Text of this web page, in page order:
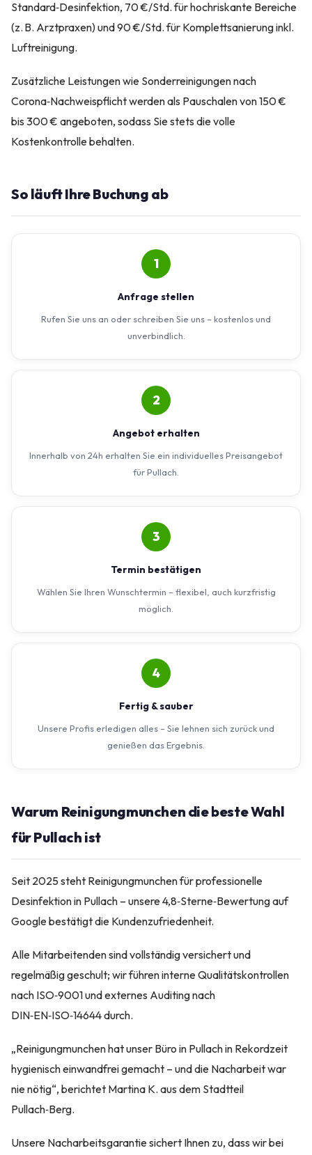
Standard‑Desinfektion, 70 €/Std. für hochriskante Bereiche
(z. B. Arztpraxen) und 90 €/Std. für Komplettsanierung inkl.
Luftreinigung.
Zusätzliche Leistungen wie Sonderreinigungen nach
Corona‑Nachweispflicht werden als Pauschalen von 150 €
bis 300 € angeboten, sodass Sie stets die volle
Kostenkontrolle behalten.
So läuft Ihre Buchung ab
1
Anfrage stellen
Rufen Sie uns an oder schreiben Sie uns – kostenlos und
unverbindlich.
2
Angebot erhalten
Innerhalb von 24h erhalten Sie ein individuelles Preisangebot
für Pullach.
3
Termin bestätigen
Wählen Sie Ihren Wunschtermin – flexibel, auch kurzfristig
möglich.
4
Fertig & sauber
Unsere Profis erledigen alles – Sie lehnen sich zurück und
genießen das Ergebnis.
Warum Reinigungmunchen die beste Wahl
für Pullach ist
Seit 2025 steht Reinigungmunchen für professionelle
Desinfektion in Pullach – unsere 4,8‑Sterne‑Bewertung auf
Google bestätigt die Kundenzufriedenheit.
Alle Mitarbeitenden sind vollständig versichert und
regelmäßig geschult; wir führen interne Qualitätskontrollen
nach ISO‑9001 und externes Auditing nach
DIN‑EN‑ISO‑14644 durch.
„Reinigungmunchen hat unser Büro in Pullach in Rekordzeit
hygienisch einwandfrei gemacht – und die Nacharbeit war
nie nötig“, berichtet Martina K. aus dem Stadtteil
Pullach‑Berg.
Unsere Nacharbeitsgarantie sichert Ihnen zu, dass wir bei